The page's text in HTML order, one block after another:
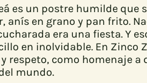
es un postre humilde que
anís en grano y pan frito.
era una fiesta. Y
en inolvidable. En Zinco
respeto, como homenaje
mundo.